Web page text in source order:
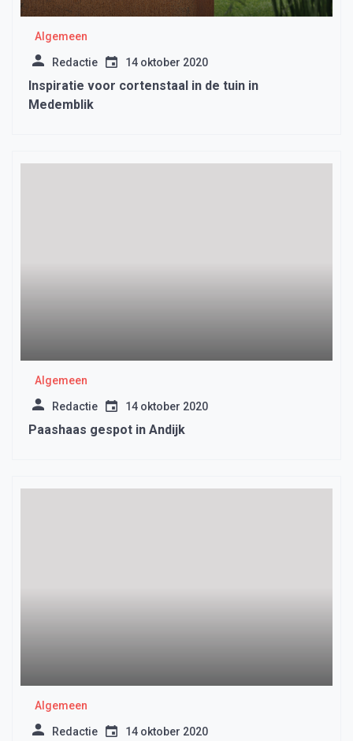
Algemeen
Redactie 14 oktober 2020
Inspiratie voor cortenstaal in de tuin in
Medemblik
Algemeen
Redactie 14 oktober 2020
Paashaas gespot in Andijk
Algemeen
Redactie 14 oktober 2020